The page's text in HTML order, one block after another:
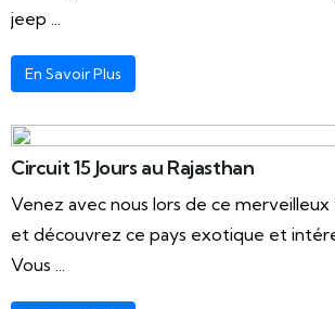
jeep ...
En Savoir Plus
Circuit 15 Jours au Rajasthan
Venez avec nous lors de ce
et découvrez ce pays exotique et
Vous ...